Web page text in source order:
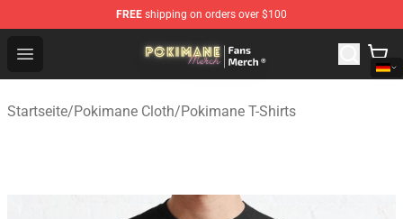
FREE shipping on orders over $100
Open menu
Pokimane Store - Official Pokimane Merchandise Shop
Startseite/Pokimane Cloth/Pokimane T-Shirts